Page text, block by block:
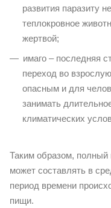
развития паразиту
теплокровное
жертвой;
имаго – последняя
переход во
опасным и для
занимать
климатических
Таким образом, полный
может составлять в
период времени
пищи.